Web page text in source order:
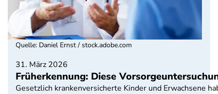
31. März 2026
Früherkennung: Diese
Gesetzlich krankenversicherte Kinder und Erwachsene
Quelle: Daniel Ernst / stock.adobe.com